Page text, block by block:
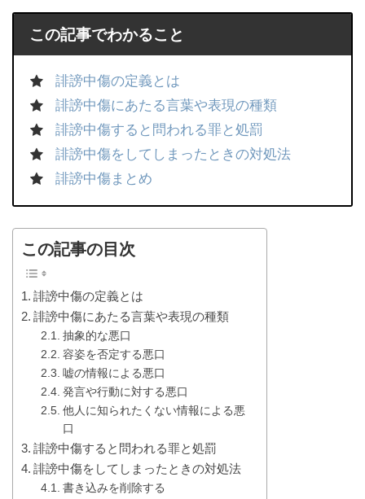
この記事でわかること
誹謗中傷の定義とは
誹謗中傷にあたる言葉や表現の種類
誹謗中傷すると問われる罪と処罰
誹謗中傷をしてしまったときの対処法
誹謗中傷まとめ
この記事の目次
誹謗中傷の定義とは
誹謗中傷にあたる言葉や表現の種類
抽象的な悪口
容姿を否定する悪口
嘘の情報による悪口
発言や行動に対する悪口
他人に知られたくない情報による悪
口
誹謗中傷すると問われる罪と処罰
誹謗中傷をしてしまったときの対処法
書き込みを削除する